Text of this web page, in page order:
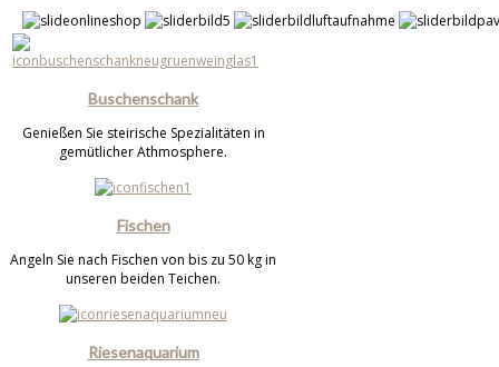
Buschenschank
Genießen Sie steirische Spezialitäten in
gemütlicher Athmosphere.
Fischen
Angeln Sie nach Fischen von bis zu 50 kg in
unseren beiden Teichen.
Riesenaquarium